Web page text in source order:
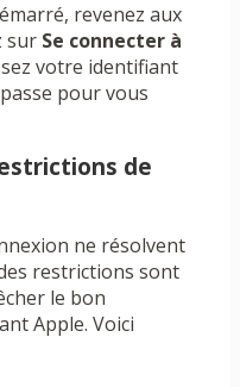
revenez aux
sur Se connecter à
votre identifiant
pour vous
de
ne résolvent
restrictions sont
le bon
Apple. Voici